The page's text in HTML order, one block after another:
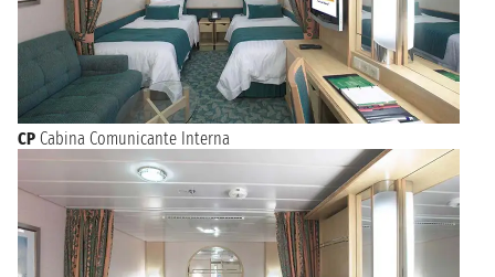
CP Cabina Comunicante Interna